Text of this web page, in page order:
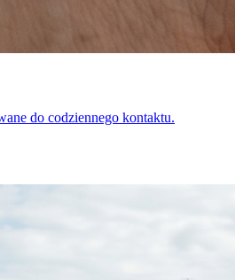
do codziennego kontaktu.